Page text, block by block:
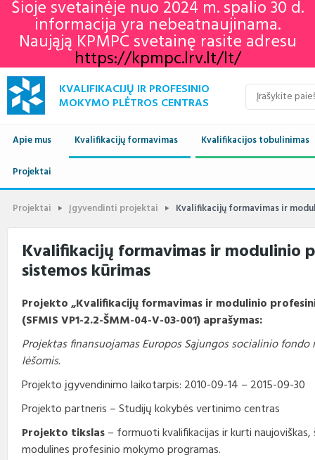
Šioje svetainėje nuo 2024 m. spalio 30 d.
informacija yra nebeatnaujinama.
Naująją KPMPC svetainę rasite adresu
https://kpmpc.lrv.lt/lt/
KVALIFIKACIJŲ IR PROFESINIO
MOKYMO PLĖTROS CENTRAS
Apie mus
Naujienos
KPMPC naujienlaiškių
archyvas
Apie mus Istorija
Planavimo dokumentai
Viešieji pirkimai
Finansinių ataskaitų rinkiniai
Paskatinimai ir
apdovanojimai
Struktūra ir kontaktai
Struktūra
Direktorius
Tarybos, komisijos ir
komitetai
Paslaugos
Teisės aktai
Korupcijos prevencija
Nuorodos
Interneto svetainės atitikties
paraiška
Kvalifikacijų formavimas
Europos
Standartai Profesiniai
standartai
Profesinio rengimo
standartai
Naudingos nuorodos
Terminų žodynas
Kvalifikacijos tobulinimas
Renginių kalendorius
renginius
Projektai
Vykdomi projektai
Projektai Įgyvendinti projektai Kvalifikacijų formavimas ir
Kvalifikacijų formavimas ir modulinio
sistemos kūrimas
Projekto „Kvalifikacijų formavimas ir modulinio
(SFMIS VP1-2.2-ŠMM-04-V-03-001) aprašymas:
Projektas finansuojamas Europos Sąjungos socialinio
lėšomis.
Projekto įgyvendinimo laikotarpis: 2010-09-14 – 2015-09-30
Projekto partneris – Studijų kokybės vertinimo centras
Projekto tikslas– formuoti kvalifikacijas ir kurti
modulines profesinio mokymo programas.